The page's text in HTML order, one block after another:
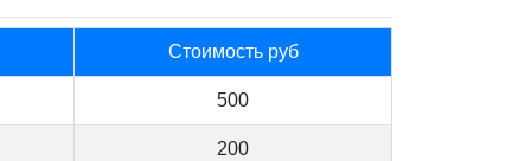
Стоимость руб
500
200